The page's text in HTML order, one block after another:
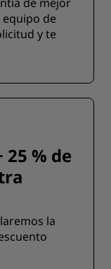
equipo de
y te
% de
la